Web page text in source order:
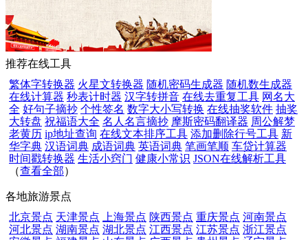
推荐在线工具
繁体字转换器 火星文转换器 随机密码生成器 随机数生成器
在线计算器 秒表计时器 汉字转拼音 在线去重复工具 网名大
全 好句子摘抄 个性签名 数字大小写转换 在线抽奖软件 抽奖
大转盘 祝福语大全 名人名言摘抄 摩斯密码翻译器 周公解梦
老黄历 ip地址查询 在线文本排序工具 添加删除行号工具 新
华字典 汉语词典 成语词典 英语词典 笔画笔顺 车贷计算器
时间戳转换器 生活小窍门 健康小常识 JSON在线解析工具
（查看全部）
各地旅游景点
北京景点 天津景点 上海景点 陕西景点 重庆景点 河南景点
河北景点 湖南景点 湖北景点 江西景点 江苏景点 浙江景点